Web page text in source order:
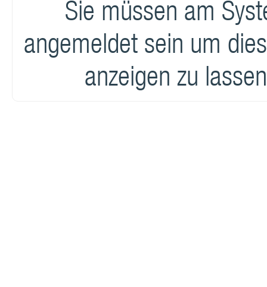
Sie müssen am
angemeldet sein um
anzeigen zu